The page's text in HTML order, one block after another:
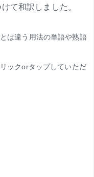
て和訳しました。
は違う用法の単語や熟語
ックorタップしていただ